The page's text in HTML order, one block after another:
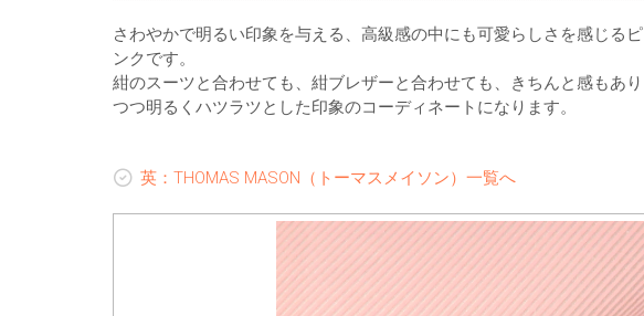
さわやかで明るい印象を与える、高級感の中にも可愛らしさを感じるピ
ンクです。
紺のスーツと合わせても、紺ブレザーと合わせても、きちんと感もあり
つつ明るくハツラツとした印象のコーディネートになります。
英：THOMAS MASON（トーマスメイソン）一覧へ